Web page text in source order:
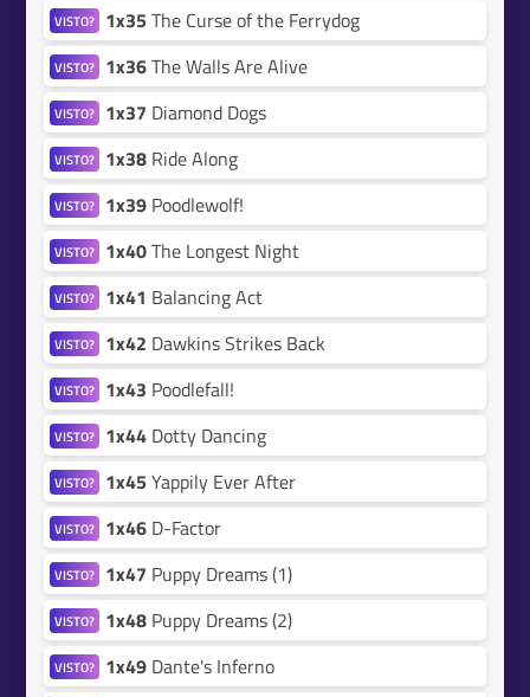
VISTO? 1x35 The Curse of the Ferrydog
VISTO? 1x36The Walls Are Alive
VISTO? 1x37 Diamond Dogs
VISTO? 1x38 Ride Along
VISTO? 1x39 Poodlewolf!
VISTO? 1x40The Longest Night
VISTO? 1x41 Balancing Act
VISTO? 1x42 Dawkins Strikes Back
VISTO? 1x43 Poodlefall!
VISTO? 1x44 Dotty Dancing
VISTO? 1x45 Yappily Ever After
VISTO? 1x46 D-Factor
VISTO? 1x47 Puppy Dreams (1)
VISTO? 1x48 Puppy Dreams (2)
VISTO? 1x49 Dante's Inferno